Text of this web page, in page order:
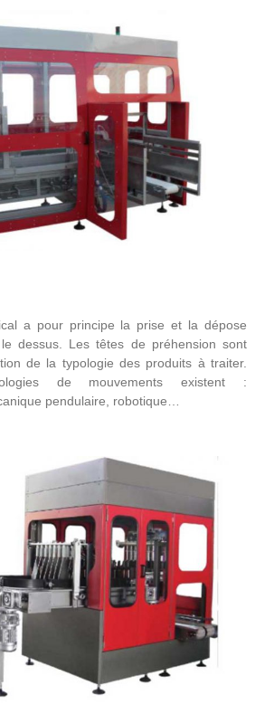
a pour principe la prise et la dépose
dessus. Les têtes de préhension sont
de la typologie des produits à traiter.
de mouvements existent :
pendulaire, robotique…